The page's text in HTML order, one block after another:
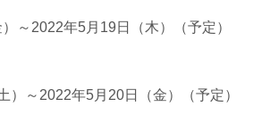
～2022年5月19日（木）（予定）
）～2022年5月20日（金）（予定）